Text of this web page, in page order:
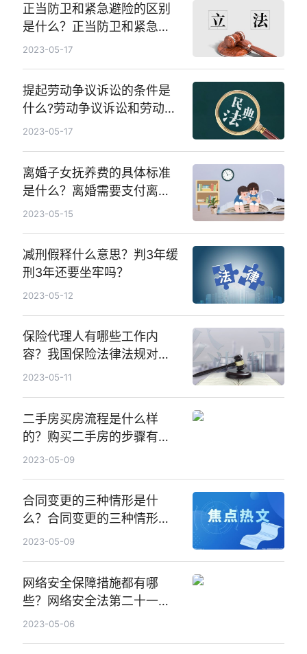
正当防卫和紧急避险的区别
是什么？正当防卫和紧急避
险的相关案例有哪些？
2023-05-17
提起劳动争议诉讼的条件是
什么?劳动争议诉讼和劳动仲
裁的关系是怎样的?
2023-05-17
离婚子女抚养费的具体标准
是什么？离婚需要支付离婚
赡养费吗？
2023-05-15
减刑假释什么意思？判3年缓
刑3年还要坐牢吗？
2023-05-12
保险代理人有哪些工作内
容？我国保险法律法规对保
险代理人展业活动规定有哪
2023-05-11
二手房买房流程是什么样
的？购买二手房的步骤有哪
些？城市房地产管理法第三
2023-05-09
合同变更的三种情形是什
么？合同变更的三种情形包
括哪些内容？
2023-05-09
网络安全保障措施都有哪
些？网络安全法第二十一条
的内容是什么？
2023-05-06